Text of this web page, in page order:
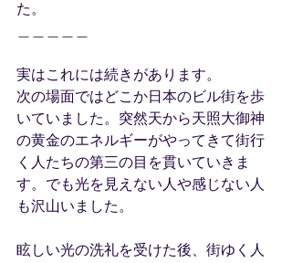
た。
実はこれには続きがあります。
次の場面ではどこか日本のビル街を歩
いていました。突然天から天照大御神
の黄金のエネルギーがやってきて街行
く人たちの第三の目を貫いていきま
す。でも光を見えない人や感じない人
も沢山いました。
眩しい光の洗礼を受けた後、街ゆく人